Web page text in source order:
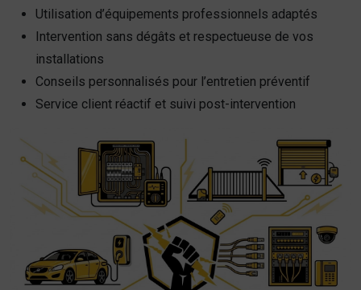
Utilisation d’équipements professionnels adaptés
Intervention sans dégâts et respectueuse de vos
installations
Conseils personnalisés pour l’entretien préventif
Service client réactif et suivi post-intervention